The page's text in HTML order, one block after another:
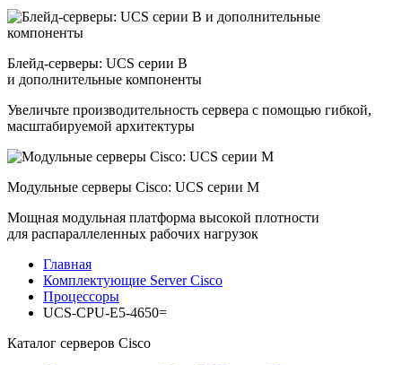
Блейд-серверы: UCS серии B
и дополнительные компоненты
Увеличьте производительность сервера с помощью гибкой,
масштабируемой архитектуры
Модульные серверы Cisco: UCS серии M
Мощная модульная платформа высокой плотности
для распараллеленных рабочих нагрузок
Главная
Комплектующие Server Cisco
Процессоры
UCS-CPU-E5-4650=
Каталог серверов Cisco